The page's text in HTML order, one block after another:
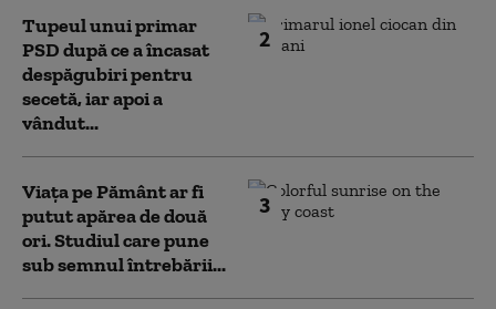
2
Tupeul unui primar
PSD după ce a încasat
despăgubiri pentru
secetă, iar apoi a
vândut...
3
Viața pe Pământ ar fi
putut apărea de două
ori. Studiul care pune
sub semnul întrebării...